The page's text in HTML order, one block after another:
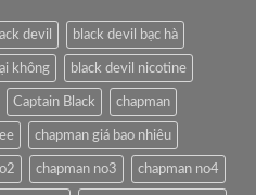
devil black devil bạc hà
không black devil nicotine
Captain Black chapman
chapman giá bao nhiêu
chapman no3 chapman no4